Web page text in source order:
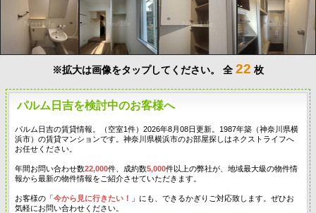
※拡大は画像をタップしてください。 全 22 枚
パルム日吉を検討中のお客様へ
パルム日吉の賃貸情報。（空室1件）2026年8月08日更新。1987年築（神奈川県横
浜市）の賃貸マンションです。神奈川県横浜市のお部屋探しはネクストライフへ
お任せください。
年間お問い合わせ数22,000件、成約数5,000件以上の弊社が、地域最大級の物件情
報から最新の物件情報をご紹介させていただきます。
お客様の「今から見に行きたい！
」にも、できるかぎりご対応致します。ぜひお
気軽にお問い合わせください。